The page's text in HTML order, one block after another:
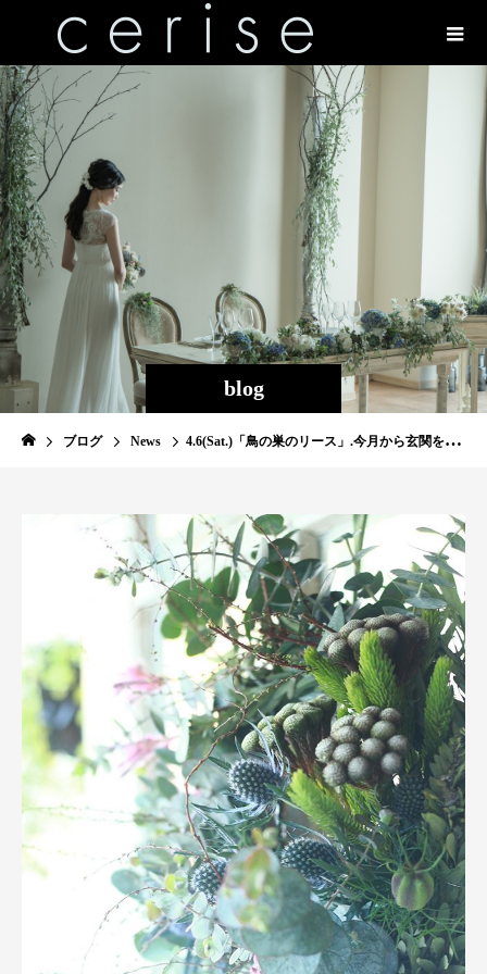
blog
ブログ News 4.6(Sat.)「鳥の巣のリース」.今月から玄関をテーマにしたレッスンが始まりました。今回の生徒さんは初めてご参加いただきましたが、色々と他のレッスンにも行かれたことがあるという上級者の方。最初にお花のお名前をご説明していると、さっとペンを取り出され絵付きでメモされていて、熱心さに早くも感動でした。迷いなくお花を切り分けて手際よく、だけど楽しそうに生き生きと作っていかれるのを私もワクワクしながら見守りました。今回の花材はわさわさのアカシアとコロコロしたワイルドなブルニアが鳥の巣感を出してくれましたね。お花の配置にも作る方お一人お一人の物語が紡がれるのだなあというのをひしひしと感じられる時間でした。「また来たいです！」とさっぱりとした笑顔で春の陽光に包まれて帰られていく後ろ姿を見送りながら、なんだかとても気持ちよかった昼下がりでした。お疲れ様でした！またぜひ、遊びにいらしてくださいね。ありがとうございました。..#cerise #flowerlesson #barrosarosa #警固 #werath #natural #鳥の巣 #spring #wildflower